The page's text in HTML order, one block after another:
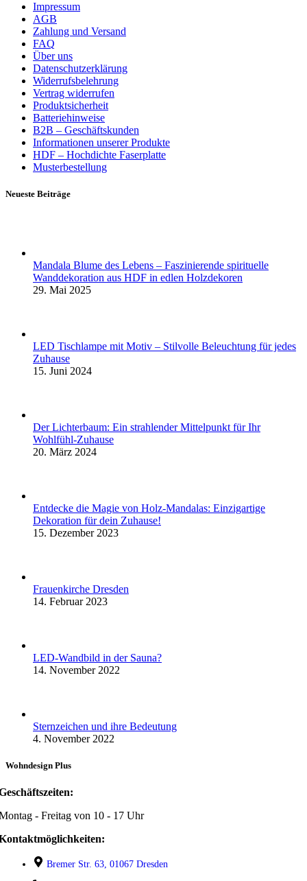
Impressum
AGB
Zahlung und Versand
FAQ
Über uns
Datenschutzerklärung
Widerrufsbelehrung
Vertrag widerrufen
Produktsicherheit
Batteriehinweise
B2B – Geschäftskunden
Informationen unserer Produkte
HDF – Hochdichte Faserplatte
Musterbestellung
Neueste Beiträge
Mandala Blume des Lebens – Faszinierende spirituelle
Wanddekoration aus HDF in edlen Holzdekoren
29. Mai 2025
LED Tischlampe mit Motiv – Stilvolle Beleuchtung für jedes
Zuhause
15. Juni 2024
Der Lichterbaum: Ein strahlender Mittelpunkt für Ihr
Wohlfühl-Zuhause
20. März 2024
Entdecke die Magie von Holz-Mandalas: Einzigartige
Dekoration für dein Zuhause!
15. Dezember 2023
Frauenkirche Dresden
14. Februar 2023
LED-Wandbild in der Sauna?
14. November 2022
Sternzeichen und ihre Bedeutung
4. November 2022
Wohndesign Plus
- Freitag von 10 - 17 Uhr
Bremer Str. 63, 01067 Dresden